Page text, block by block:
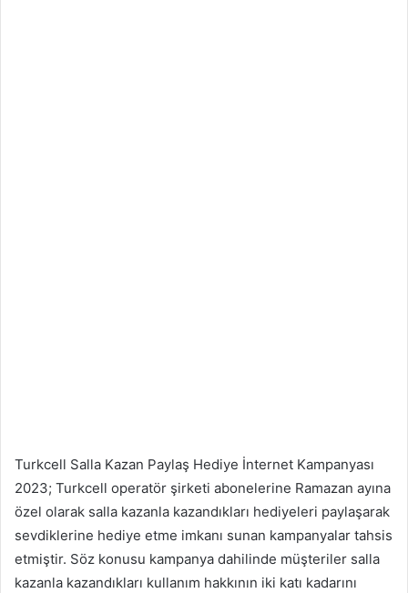
Turkcell Salla Kazan Paylaş Hediye İnternet Kampanyası
2023; Turkcell operatör şirketi abonelerine Ramazan ayına
özel olarak salla kazanla kazandıkları hediyeleri paylaşarak
sevdiklerine hediye etme imkanı sunan kampanyalar tahsis
etmiştir. Söz konusu kampanya dahilinde müşteriler salla
kazanla kazandıkları kullanım hakkının iki katı kadarını